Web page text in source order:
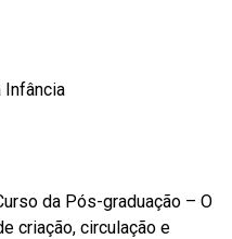
Infância
da Pós-graduação – O
criação, circulação e